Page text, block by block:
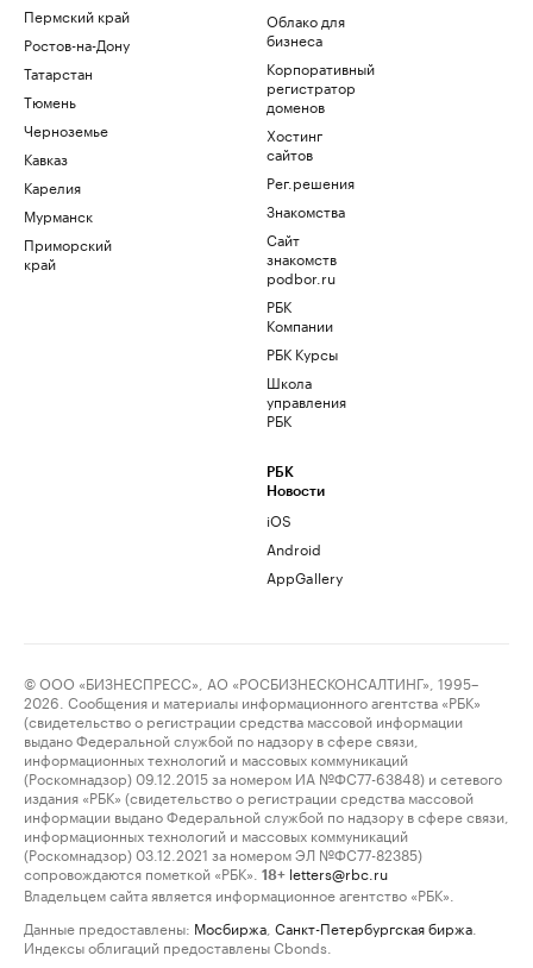
Пермский край
Ростов-на-Дону
Татарстан
Тюмень
Черноземье
Кавказ
Карелия
Мурманск
Приморский
край
Облако для
бизнеса
Корпоративный
регистратор
доменов
Хостинг
сайтов
Рег.решения
Знакомства
Сайт
знакомств
podbor.ru
РБК
Компании
РБК Курсы
Школа
управления
РБК
РБК
Новости
iOS
Android
AppGallery
© ООО «БИЗНЕСПРЕСС», АО «РОСБИЗНЕСКОНСАЛТИНГ», 1995–
2026. Сообщения и материалы информационного агентства «РБК»
(свидетельство о регистрации средства массовой информации
выдано Федеральной службой по надзору в сфере связи,
информационных технологий и массовых коммуникаций
(Роскомнадзор) 09.12.2015 за номером ИА №ФС77-63848) и сетевого
издания «РБК» (свидетельство о регистрации средства массовой
информации выдано Федеральной службой по надзору в сфере связи,
информационных технологий и массовых коммуникаций
(Роскомнадзор) 03.12.2021 за номером ЭЛ №ФС77-82385)
сопровождаются пометкой «РБК».
18+ letters@rbc.ru
Владельцем сайта является информационное агентство «РБК».
Данные предоставлены: Мосбиржа Санкт-Петербургская биржа
Индексы облигаций предоставлены Cbonds.